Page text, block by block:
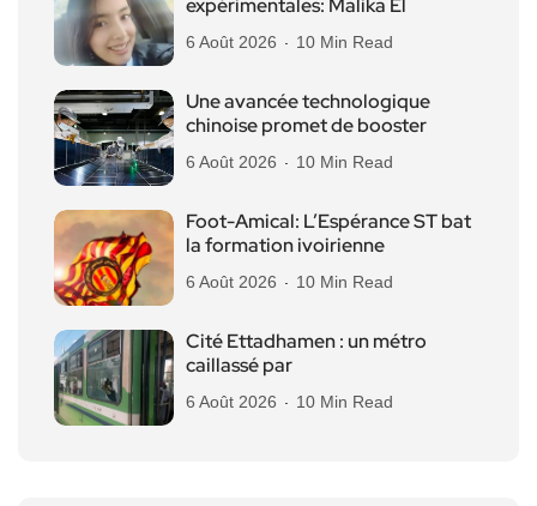
6 Août 2026 10 Min Read
Une avancée technologique
chinoise promet de booster
6 Août 2026 10 Min Read
Foot-Amical: L’Espérance ST bat
la formation ivoirienne
6 Août 2026 10 Min Read
Cité Ettadhamen : un métro
caillassé par
6 Août 2026 10 Min Read